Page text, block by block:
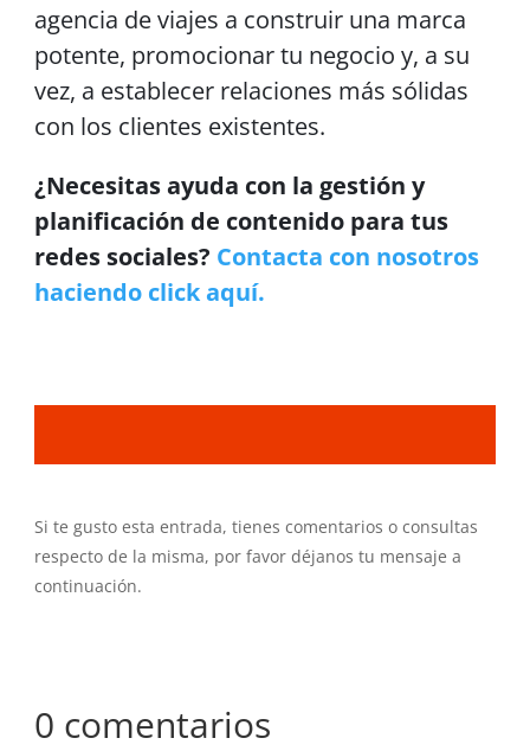
agencia de viajes a construir una marca
potente, promocionar tu negocio y, a su
vez, a establecer relaciones más sólidas
con los clientes existentes.
¿Necesitas ayuda con la gestión y
planificación de contenido para tus
redes sociales? Contacta con nosotros
haciendo click aquí.
Si te gusto esta entrada, tienes comentarios o consultas
respecto de la misma, por favor déjanos tu mensaje a
continuación.
0 comentarios